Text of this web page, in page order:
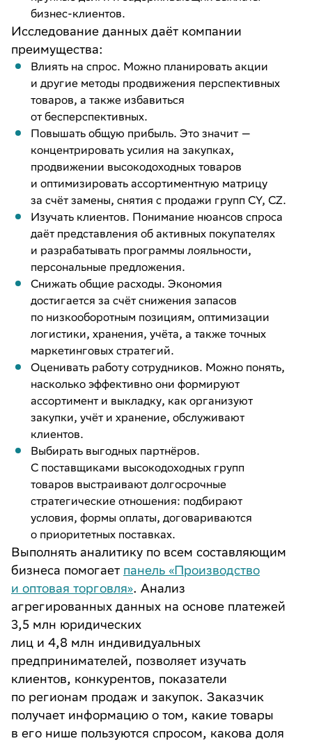
бизнес-клиентов.
Исследование данных даёт компании
преимущества:
Влиять на спрос. Можно планировать акции
и другие методы продвижения перспективных
товаров, а также избавиться
от бесперспективных.
Повышать общую прибыль. Это значит —
концентрировать усилия на закупках,
продвижении высокодоходных товаров
и оптимизировать ассортиментную матрицу
за счёт замены, снятия с продажи групп CY, CZ.
Изучать клиентов. Понимание нюансов спроса
даёт представления об активных покупателях
и разрабатывать программы лояльности,
персональные предложения.
Снижать общие расходы. Экономия
достигается за счёт снижения запасов
по низкооборотным позициям, оптимизации
логистики, хранения, учёта, а также точных
маркетинговых стратегий.
Оценивать работу сотрудников. Можно понять,
насколько эффективно они формируют
ассортимент и выкладку, как организуют
закупки, учёт и хранение, обслуживают
клиентов.
Выбирать выгодных партнёров.
С поставщиками высокодоходных групп
товаров выстраивают долгосрочные
стратегические отношения: подбирают
условия, формы оплаты, договариваются
о приоритетных поставках.
Выполнять аналитику по всем составляющим
бизнеса помогает панель «Производство
и оптовая торговля». Анализ
агрегированных данных на основе платежей
3,5 млн юридических
лиц и 4,8 млн индивидуальных
предпринимателей, позволяет изучать
клиентов, конкурентов, показатели
по регионам продаж и закупок. Заказчик
получает информацию о том, какие товары
в его нише пользуются спросом, какова доля